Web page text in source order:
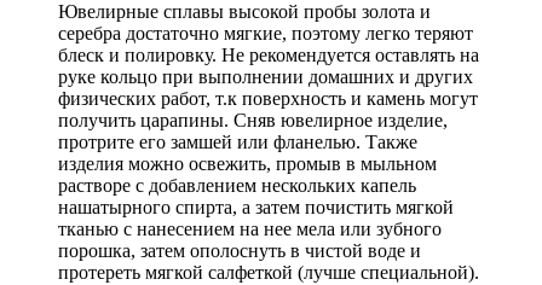
Ювелирные сплавы высокой пробы золота и
серебра достаточно мягкие, поэтому легко теряют
блеск и полировку. Не рекомендуется оставлять на
руке кольцо при выполнении домашних и других
физических работ, т.к поверхность и камень могут
получить царапины. Сняв ювелирное изделие,
протрите его замшей или фланелью. Также
изделия можно освежить, промыв в мыльном
растворе с добавлением нескольких капель
нашатырного спирта, а затем почистить мягкой
тканью с нанесением на нее мела или зубного
порошка, затем ополоснуть в чистой воде и
протереть мягкой салфеткой (лучше специальной).